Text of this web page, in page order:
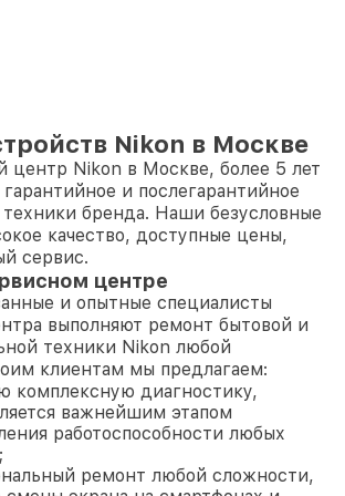
Nikon в Москве
центр Nikon в Москве, более 5 лет
и послегарантийное
бренда. Наши безусловные
качество, доступные цены,
сервис.
центре
и опытные специалисты
выполняют ремонт бытовой и
техники Nikon любой
клиентам мы предлагаем:
комплексную диагностику,
важнейшим этапом
работоспособности любых
ремонт любой сложности,